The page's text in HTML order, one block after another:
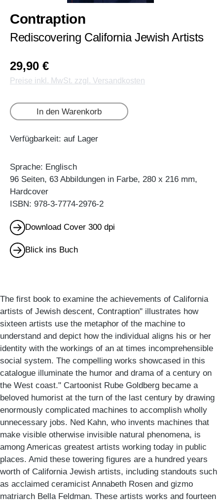
Contraption
Rediscovering California Jewish Artists
29,90 €
Preise inkl. MwSt. zzgl. Versandkosten
In den Warenkorb
Verfügbarkeit: auf Lager
Sprache: Englisch
96 Seiten, 63 Abbildungen in Farbe, 280 x 216 mm,
Hardcover
ISBN: 978-3-7774-2976-2
Download Cover 300 dpi
Blick ins Buch
The first book to examine the achievements of California
artists of Jewish descent, Contraption" illustrates how
sixteen artists use the metaphor of the machine to
understand and depict how the individual aligns his or her
identity with the workings of an at times incomprehensible
social system. The compelling works showcased in this
catalogue illuminate the humor and drama of a century on
the West coast." Cartoonist Rube Goldberg became a
beloved humorist at the turn of the last century by drawing
enormously complicated machines to accomplish wholly
unnecessary jobs. Ned Kahn, who invents machines that
make visible otherwise invisible natural phenomena, is
among Americas greatest artists working today in public
places. Amid these towering figures are a hundred years
worth of California Jewish artists, including standouts such
as acclaimed ceramicist Annabeth Rosen and gizmo
matriarch Bella Feldman. These artists works and fourteen